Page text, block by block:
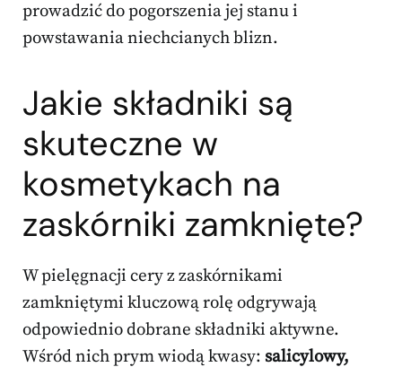
prowadzić do pogorszenia jej stanu i
powstawania niechcianych blizn.
Jakie składniki są
skuteczne w
kosmetykach na
zaskórniki zamknięte?
W pielęgnacji cery z zaskórnikami
zamkniętymi kluczową rolę odgrywają
odpowiednio dobrane składniki aktywne.
Wśród nich prym wiodą kwasy: salicylowy,